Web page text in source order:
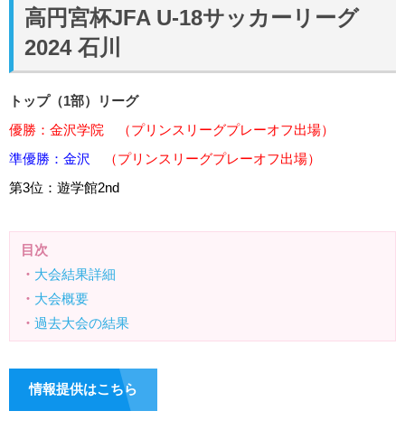
高円宮杯JFA U-18サッカーリーグ
2024 石川
トップ（1部）リーグ
優勝： 金沢学院 （プリンスリーグプレーオフ出場）
準優勝： 金沢 （プリンスリーグプレーオフ出場）
第3位： 遊学館2nd
目次
・ 大会結果詳細
・ 大会概要
・ 過去大会の結果
情報提供はこちら